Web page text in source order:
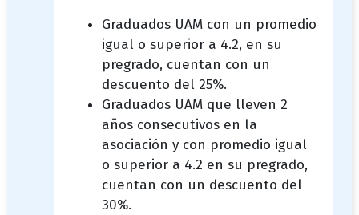
Graduados UAM con un promedio
igual o superior a 4.2, en su
pregrado, cuentan con un
descuento del 25%.
Graduados UAM que lleven 2
años consecutivos en la
asociación y con promedio igual
o superior a 4.2 en su pregrado,
cuentan con un descuento del
30%.